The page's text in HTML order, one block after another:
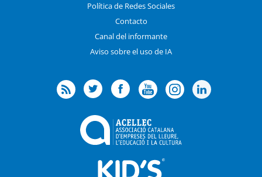
Política de Redes Sociales
Contacto
Canal del informante
Aviso sobre el uso de IA